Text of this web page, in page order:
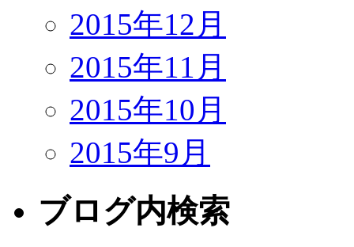
2015年12月
2015年11月
2015年10月
2015年9月
ブログ内検索